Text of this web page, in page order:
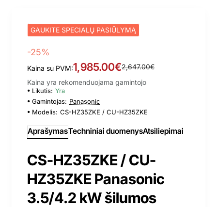
GAUKITE SPECIALŲ PASIŪLYMĄ
-25%
Kaina su PVM:1,985.00€2,647.00€
Kaina yra rekomenduojama gamintojo
Likutis: Yra
Gamintojas: Panasonic
Modelis: CS-HZ35ZKE / CU-HZ35ZKE
AprašymasTechniniai duomenysAtsiliepimai
CS-HZ35ZKE / CU-
HZ35ZKE Panasonic
3.5/4.2 kW šilumos